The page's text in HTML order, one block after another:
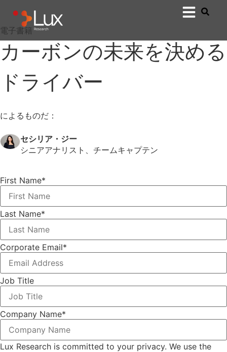
電子書籍
カーボンの未来を決める
ドライバー
によるものだ：
セシリア・ジー
シニアアナリスト、チームキャプテン
First Name*
Last Name*
Corporate Email*
Job Title
Company Name*
Lux Research is committed to your privacy. We use the